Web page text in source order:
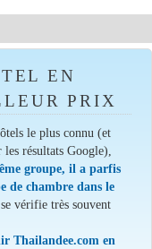
EN
PRIX
le plus connu (et
résultats Google),
groupe, il a parfis
de chambre dans le
vérifie très souvent
Thailandee.com en